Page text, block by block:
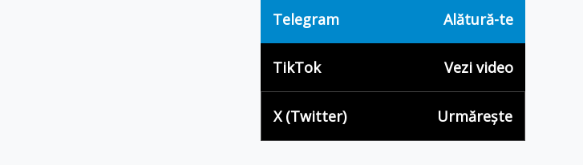
Telegram Alătură-te
TikTok Vezi video
X (Twitter) Urmărește